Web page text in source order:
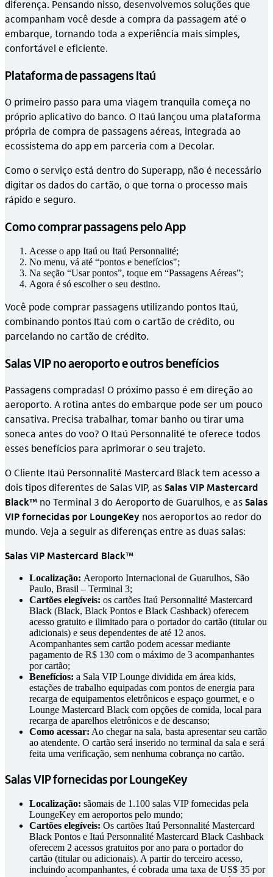
diferença. Pensando nisso, desenvolvemos soluções que
acompanham você desde a compra da passagem até o
embarque, tornando toda a experiência mais simples,
confortável e eficiente.
Plataforma de passagens Itaú
O primeiro passo para uma viagem tranquila começa no
próprio aplicativo do banco. O Itaú lançou uma plataforma
própria de compra de passagens aéreas, integrada ao
ecossistema do app em parceria com a Decolar.
Como o serviço está dentro do Superapp, não é necessário
digitar os dados do cartão, o que torna o processo mais
rápido e seguro.
Como comprar passagens pelo App
Acesse o app Itaú ou Itaú Personnalité;
No menu, vá até “pontos e benefícios";
Na seção “Usar pontos”, toque em “Passagens Aéreas”;
Agora é só escolher o seu destino.
Você pode comprar passagens utilizando pontos Itaú,
combinando pontos Itaú com o cartão de crédito, ou
parcelando no cartão de crédito.
Salas VIP no aeroporto e outros benefícios
Passagens compradas! O próximo passo é em direção ao
aeroporto. A rotina antes do embarque pode ser um pouco
cansativa. Precisa trabalhar, tomar banho ou tirar uma
soneca antes do voo? O Itaú Personnalité te oferece todos
esses benefícios para aprimorar o seu trajeto.
O Cliente Itaú Personnalité Mastercard Black tem acesso a
dois tipos diferentes de Salas VIP, asSalas VIP Mastercard
Black™ no Terminal 3 do Aeroporto de Guarulhos, e asSalas
VIP fornecidas por LoungeKey nos aeroportos ao redor do
mundo. Veja a seguir as diferenças entre as duas salas:
Salas VIP Mastercard Black™
Localização: Aeroporto Internacional de Guarulhos, São
Paulo, Brasil – Terminal 3;
Cartões elegíveis: os cartões Itaú Personnalité Mastercard
Black (Black, Black Pontos e Black Cashback) oferecem
acesso gratuito e ilimitado para o portador do cartão (titular ou
adicionais) e seus dependentes de até 12 anos.
Acompanhantes sem cartão podem acessar mediante
pagamento de R$ 130 com o máximo de 3 acompanhantes
por cartão;
Benefícios: a Sala VIP Lounge dividida em área kids,
estações de trabalho equipadas com pontos de energia para
recarga de equipamentos eletrônicos e espaço gourmet, e o
Lounge Mastercard Black com opções de comida, local para
recarga de aparelhos eletrônicos e de descanso;
Como acessar: Ao chegar na sala, basta apresentar seu cartão
ao atendente. O cartão será inserido no terminal da sala e será
feita uma verificação, sem nenhuma cobrança no cartão.
Salas VIP fornecidas por LoungeKey
Localização: sãomais de 1.100 salas VIP fornecidas pela
LoungeKey em aeroportos pelo mundo;
Cartões elegíveis: Os cartões Itaú Personnalité Mastercard
Black Pontos e Itaú Personnalité Mastercard Black Cashback
oferecem 2 acessos gratuitos por ano para o portador do
cartão (titular ou adicionais). A partir do terceiro acesso,
incluindo acompanhantes, é cobrada uma taxa de US$ 35 por